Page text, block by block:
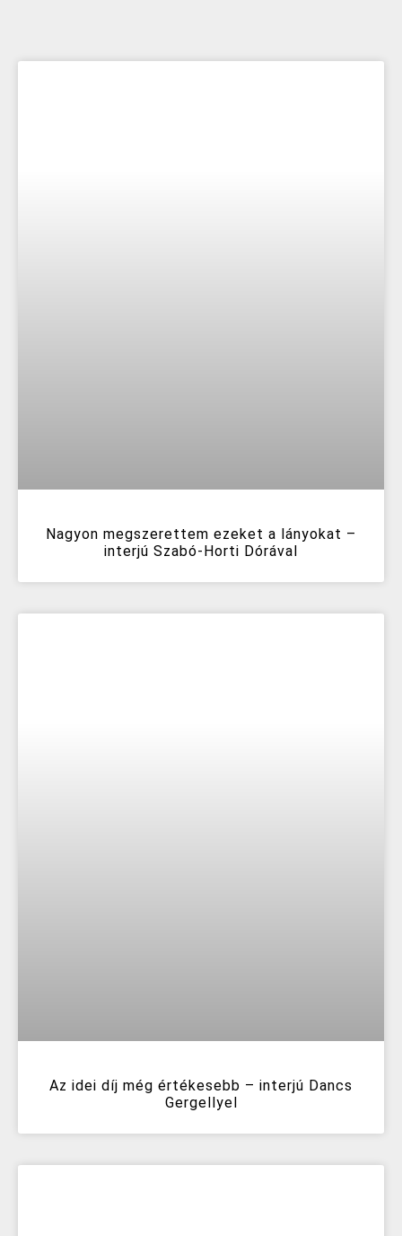
Nagyon megszerettem ezeket a lányokat –
interjú Szabó-Horti Dórával
Az idei díj még értékesebb – interjú Dancs
Gergellyel